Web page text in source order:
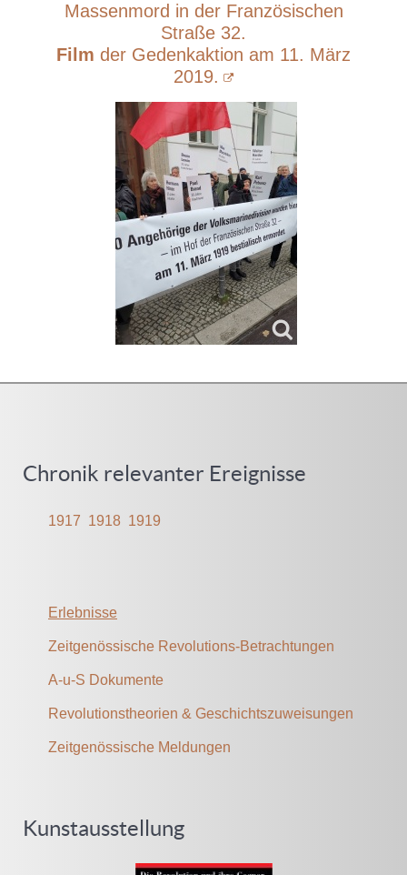
Massenmord in der Französischen
Straße 32.
Film der Gedenkaktion am 11. März
2019.
Chronik relevanter Ereignisse
1917 1918 1919
Erlebnisse
Zeitgenössische Revolutions-Betrachtungen
A-u-S Dokumente
Revolutionstheorien & Geschichtszuweisungen
Zeitgenössische Meldungen
Kunstausstellung